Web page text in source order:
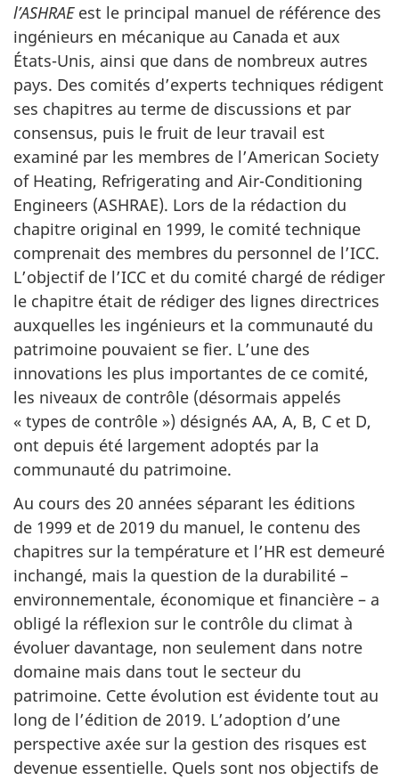
l’ASHRAEest le principal manuel de référence des
ingénieurs en mécanique au Canada et aux
États-Unis, ainsi que dans de nombreux autres
pays. Des comités d’experts techniques rédigent
ses chapitres au terme de discussions et par
consensus, puis le fruit de leur travail est
examiné par les membres de l’American Society
of Heating, Refrigerating and Air-Conditioning
Engineers (ASHRAE). Lors de la rédaction du
chapitre original en 1999, le comité technique
comprenait des membres du personnel de l’ICC.
L’objectif de l’ICC et du comité chargé de rédiger
le chapitre était de rédiger des lignes directrices
auxquelles les ingénieurs et la communauté du
patrimoine pouvaient se fier. L’une des
innovations les plus importantes de ce comité,
les niveaux de contrôle (désormais appelés
« types de contrôle ») désignés AA, A, B, C et D,
ont depuis été largement adoptés par la
communauté du patrimoine.
Au cours des 20 années séparant les éditions
de 1999 et de 2019 du manuel, le contenu des
chapitres sur la température et l’HR est demeuré
inchangé, mais la question de la durabilité –
environnementale, économique et financière – a
obligé la réflexion sur le contrôle du climat à
évoluer davantage, non seulement dans notre
domaine mais dans tout le secteur du
patrimoine. Cette évolution est évidente tout au
long de l’édition de 2019. L’adoption d’une
perspective axée sur la gestion des risques est
devenue essentielle. Quels sont nos objectifs de